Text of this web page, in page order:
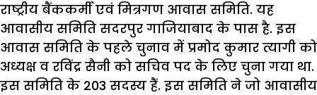
राष्ट्रीय बैंककर्मी एवं मित्रगण आवास समिति. यह
आवासीय समिति सदरपुर गाजियाबाद के पास है. इस
आवास समिति के पहले चुनाव में प्रमोद कुमार त्यागी को
अध्यक्ष व रविंद्र सैनी को सचिव पद के लिए चुना गया था.
इस समिति के 203 सदस्य हैं. इस समिति ने जो आवासीय